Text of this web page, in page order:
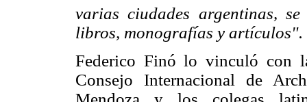
varias ciudades argentinas,
libros, monografías y artículos".
Federico Finó lo vinculó con
Consejo Internacional de